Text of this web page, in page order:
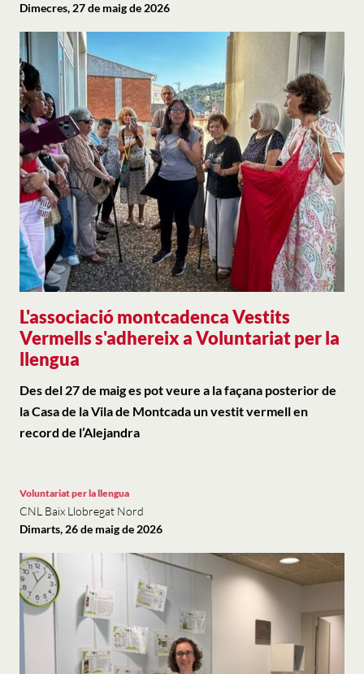
L'associació montcadenca Vestits
Vermells s'adhereix a Voluntariat per la
llengua
Dimecres, 27 de maig de 2026
Des del 27 de maig es pot veure a la façana posterior de
la Casa de la Vila de Montcada un vestit vermell en
record de l’Alejandra
Voluntariat per la llengua
CNL Baix Llobregat Nord
Dimarts, 26 de maig de 2026